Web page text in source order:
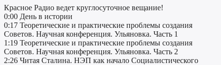
Красное Радио ведет круглосуточное вещание!
0:00 День в истории
0:17 Теоретические и практические проблемы создания
Советов. Научная конференция. Ульяновка. Часть 1
1:19 Теоретические и практические проблемы создания
Советов. Научная конференция. Ульяновка. Часть 2
2:26 Читая Сталина. НЭП как начало Социалистического